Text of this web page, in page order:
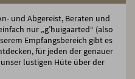
und Abgereist, Beraten und
nur „g’huigaarted“ (also
Empfangsbereich gibt es
für jeden der genauer
lustigen Hüte über der